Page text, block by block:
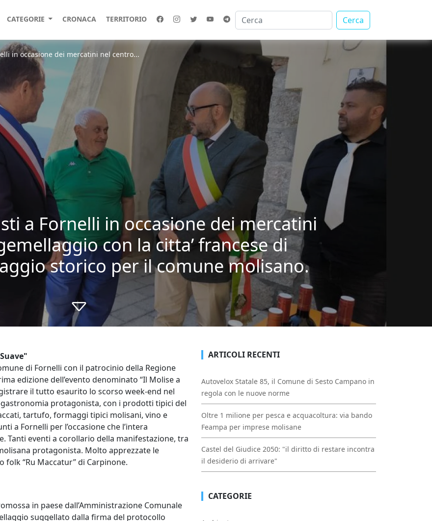
CATEGORIE CRONACA TERRITORIO Cerca
in occasione dei mercatini nel centro...
a Fornelli in occasione dei mercatini
con la citta’ francese di
storico per il comune molisano.
di Fornelli con il patrocinio della Regione
edizione dell’evento denominato “Il Molise a
il tutto esaurito lo scorso week-end nel
protagonista, con i prodotti tipici del
tartufo, formaggi tipici molisani, vino e
a Fornelli per l’occasione che l’intera
Tanti eventi a corollario della manifestazione, tra
protagonista. Molto apprezzate le
folk “Ru Maccatur” di Carpinone.
in paese dall’Amministrazione Comunale
suggellato dalla firma del protocollo
ARTICOLI RECENTI
Autovelox Statale 85, il Comune di Sesto Campano in
regola con le nuove norme
Oltre 1 milione per pesca e acquacoltura: via bando
Feampa per imprese molisane
Castel del Giudice 2050: "il diritto di restare incontra
il desiderio di arrivare"
CATEGORIE